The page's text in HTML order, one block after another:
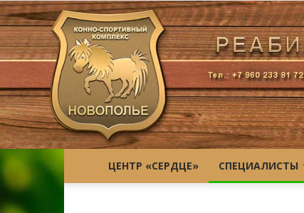
ЦЕНТР «СЕРДЦЕ» СПЕЦИАЛИСТЫ